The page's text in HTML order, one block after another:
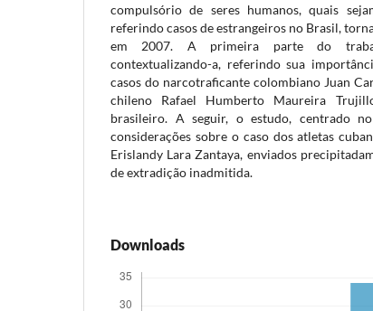
compulsório de seres humanos, quais
referindo casos de estrangeiros no Brasil,
em 2007. A primeira parte do
contextualizando-a, referindo sua
casos do narcotraficante colombiano Juan
chileno Rafael Humberto Maureira
brasileiro. A seguir, o estudo, centrado
considerações sobre o caso dos atletas
Erislandy Lara Zantaya, enviados
de extradição inadmitida.
Downloads